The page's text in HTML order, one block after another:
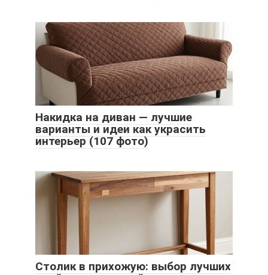
Накидка на диван — лучшие
варианты и идеи как украсить
интерьер (107 фото)
Столик в прихожую: выбор лучших